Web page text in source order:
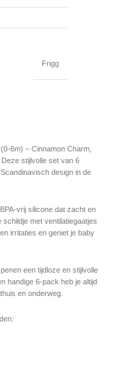
Frigg
6m) – Cinnamon Charm,
stijlvolle set van 6
design in de
vrij silicone dat zacht en
met ventilatiegaatjes
irritaties en geniet je baby
een tijdloze en stijlvolle
handige 6-pack heb je altijd
en onderweg.